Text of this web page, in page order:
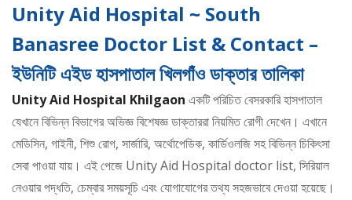
Unity Aid Hospital ~ South
Banasree Doctor List & Contact –
ইউনিটি এইড হাসপাতাল খিলগাঁও ডাক্তার তালিকা
Unity Aid Hospital Khilgaon একটি পরিচিত বেসরকারি হাসপাতাল
যেখানে বিভিন্ন বিভাগের অভিজ্ঞ বিশেষজ্ঞ ডাক্তাররা নিয়মিত রোগী দেখেন। এখানে
মেডিসিন, গাইনী, শিশু রোগ, সার্জারি, অর্থোপেডিক, কার্ডিওলজি সহ বিভিন্ন চিকিৎসা
সেবা পাওয়া যায়। এই পেজে Unity Aid Hospital doctor list, সিরিয়াল
নেওয়ার পদ্ধতি, চেম্বার সময়সূচি এবং যোগাযোগের তথ্য সহজভাবে দেওয়া হয়েছে।